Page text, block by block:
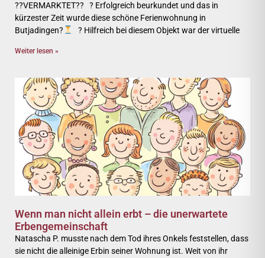
??VERMARKTET?? ? Erfolgreich beurkundet und das in
kürzester Zeit wurde diese schöne Ferienwohnung in
Butjadingen?
? Hilfreich bei diesem Objekt war der virtuelle
Weiter lesen »
Wenn man nicht allein erbt – die unerwartete
Erbengemeinschaft
Natascha P. musste nach dem Tod ihres Onkels feststellen, dass
sie nicht die alleinige Erbin seiner Wohnung ist. Weit von ihr